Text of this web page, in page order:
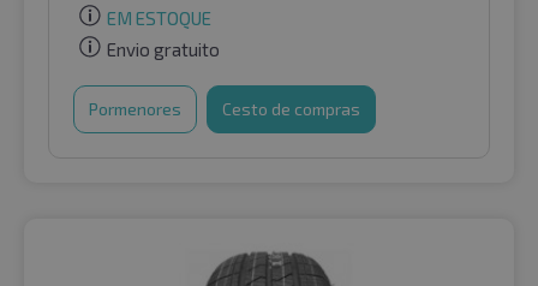
EM ESTOQUE
Envio gratuito
Pormenores Cesto de compras